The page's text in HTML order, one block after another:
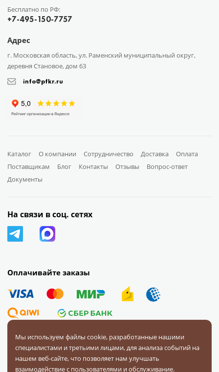
Бесплатно по РФ:
+7-495-150-7757
Адрес
г. Московская область, ул. Раменский муниципальный округ,
деревня Становое, дом 63
info@pfkr.ru
Каталог О компании Сотрудничество Доставка
Оплата
Поставщикам
Блог Контакты Отзывы
Вопрос-ответ
Документы
Оплачивайте заказы
На связи в соц. сетях
© 2008 — 2026 Первая Фурнитурная Компания.Все права
защищены.
Мы используем файлы cookie, разработанные нашими
специалистами и третьими лицами, для анализа событий на
нашем веб-сайте, что позволяет нам улучшать
взаимодействие с пользователями и обслуживание.